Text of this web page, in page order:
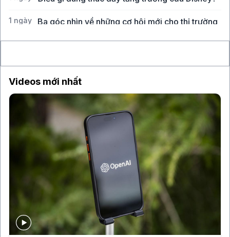
1 ngày
Ba góc nhìn về những cơ hội mới cho thị trường
Videos mới nhất